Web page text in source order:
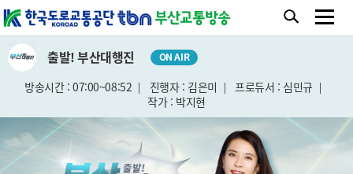
출발! 부산대행진 ON AIR
방송시간 : 07:00~08:52 진행자 : 김은미
프로듀서 : 심민규
작가 : 박지현